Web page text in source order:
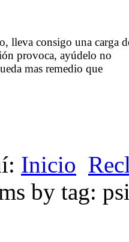
lleva consigo una carga
provoca, ayúdelo no
mas remedio que
Inicio
by tag: